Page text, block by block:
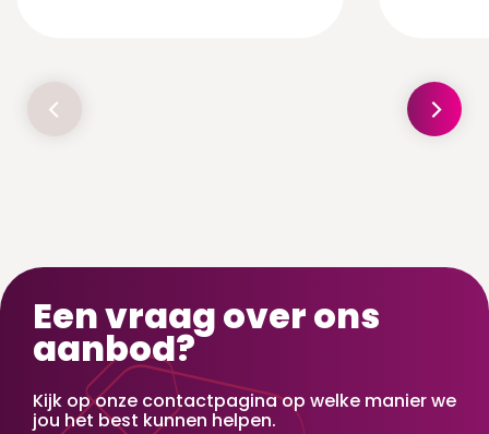
Een vraag over ons
aanbod?
Kijk op onze contactpagina op welke manier we
jou het best kunnen helpen.